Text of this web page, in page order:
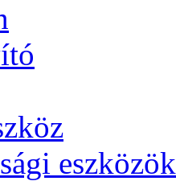
eszközök